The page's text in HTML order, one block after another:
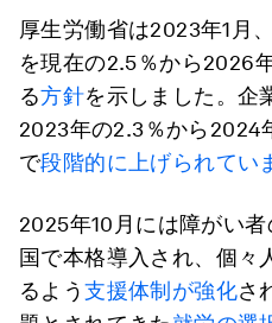
厚生労働省は2023年1月
を現在の2.5％から2026
る方針を示しました。企
2023年の2.3％から2024
で段階的に上げられてい
2025年10月には障がい
国で本格導入され、個々
るよう支援体制が強化さ